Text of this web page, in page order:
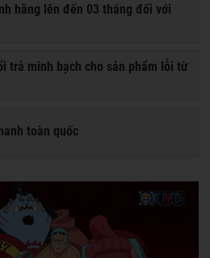
hãng lên đến 03 tháng đối với
trả minh bạch cho sản phẩm lỗi từ
toàn quốc